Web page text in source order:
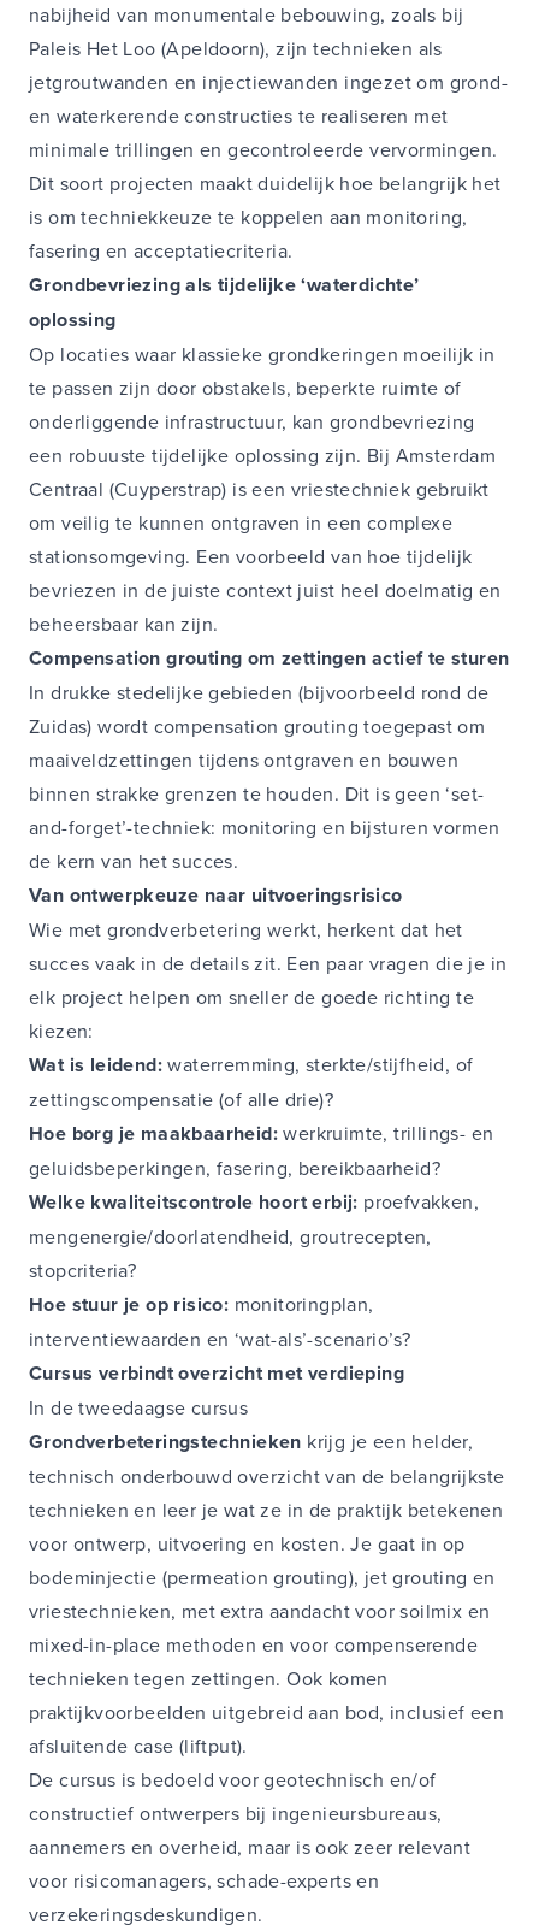
nabijheid van monumentale bebouwing, zoals bij
Paleis Het Loo (Apeldoorn), zijn technieken als
jetgroutwanden en injectiewanden ingezet om grond-
en waterkerende constructies te realiseren met
minimale trillingen en gecontroleerde vervormingen.
Dit soort projecten maakt duidelijk hoe belangrijk het
is om techniekkeuze te koppelen aan monitoring,
fasering en acceptatiecriteria.
Grondbevriezing als tijdelijke ‘waterdichte’
oplossing
Op locaties waar klassieke grondkeringen moeilijk in
te passen zijn door obstakels, beperkte ruimte of
onderliggende infrastructuur, kan grondbevriezing
een robuuste tijdelijke oplossing zijn. Bij Amsterdam
Centraal (Cuyperstrap) is een vriestechniek gebruikt
om veilig te kunnen ontgraven in een complexe
stationsomgeving. Een voorbeeld van hoe tijdelijk
bevriezen in de juiste context juist heel doelmatig en
beheersbaar kan zijn.
Compensation grouting om zettingen actief te sturen
In drukke stedelijke gebieden (bijvoorbeeld rond de
Zuidas) wordt compensation grouting toegepast om
maaiveldzettingen tijdens ontgraven en bouwen
binnen strakke grenzen te houden. Dit is geen ‘set-
and-forget’-techniek: monitoring en bijsturen vormen
de kern van het succes.
Van ontwerpkeuze naar uitvoeringsrisico
Wie met grondverbetering werkt, herkent dat het
succes vaak in de details zit. Een paar vragen die je in
elk project helpen om sneller de goede richting te
kiezen:
Wat is leidend:waterremming, sterkte/stijfheid, of
zettingscompensatie (of alle drie)?
Hoe borg je maakbaarheid:werkruimte, trillings- en
geluidsbeperkingen, fasering, bereikbaarheid?
Welke kwaliteitscontrole hoort erbij: proefvakken,
mengenergie/doorlatendheid, groutrecepten,
stopcriteria?
Hoe stuur je op risico: monitoringplan,
interventiewaarden en ‘wat-als’-scenario’s?
Cursus verbindt overzicht met verdieping
In de tweedaagse cursus
Grondverbeteringstechnieken krijg je een helder,
technisch onderbouwd overzicht van de belangrijkste
technieken en leer je wat ze in de praktijk betekenen
voor ontwerp, uitvoering en kosten. Je gaat in op
bodeminjectie (permeation grouting), jet grouting en
vriestechnieken, met extra aandacht voor soilmix en
mixed-in-place methoden en voor compenserende
technieken tegen zettingen. Ook komen
praktijkvoorbeelden uitgebreid aan bod, inclusief een
afsluitende case (liftput).
De cursus is bedoeld voor geotechnisch en/of
constructief ontwerpers bij ingenieursbureaus,
aannemers en overheid, maar is ook zeer relevant
voor risicomanagers, schade-experts en
verzekeringsdeskundigen.